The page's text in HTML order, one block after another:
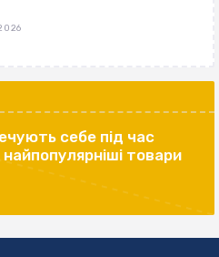
себе під час
товари